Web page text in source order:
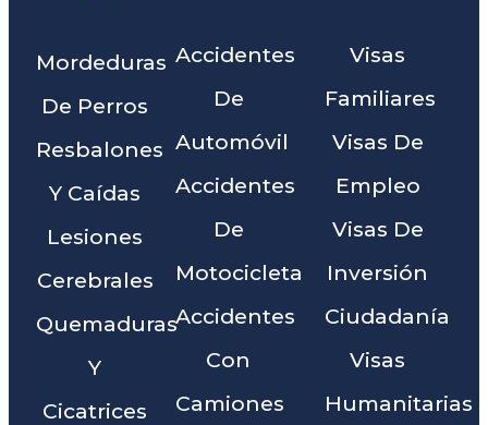
Mordeduras
De Perros
Resbalones
Y Caídas
Lesiones
Cerebrales
Quemaduras
Y
Cicatrices
Accidentes
De
Automóvil
Accidentes
De
Motocicleta
Accidentes
Con
Camiones
Visas
Familiares
Visas De
Empleo
Visas De
Inversión
Ciudadanía
Visas
Humanitarias